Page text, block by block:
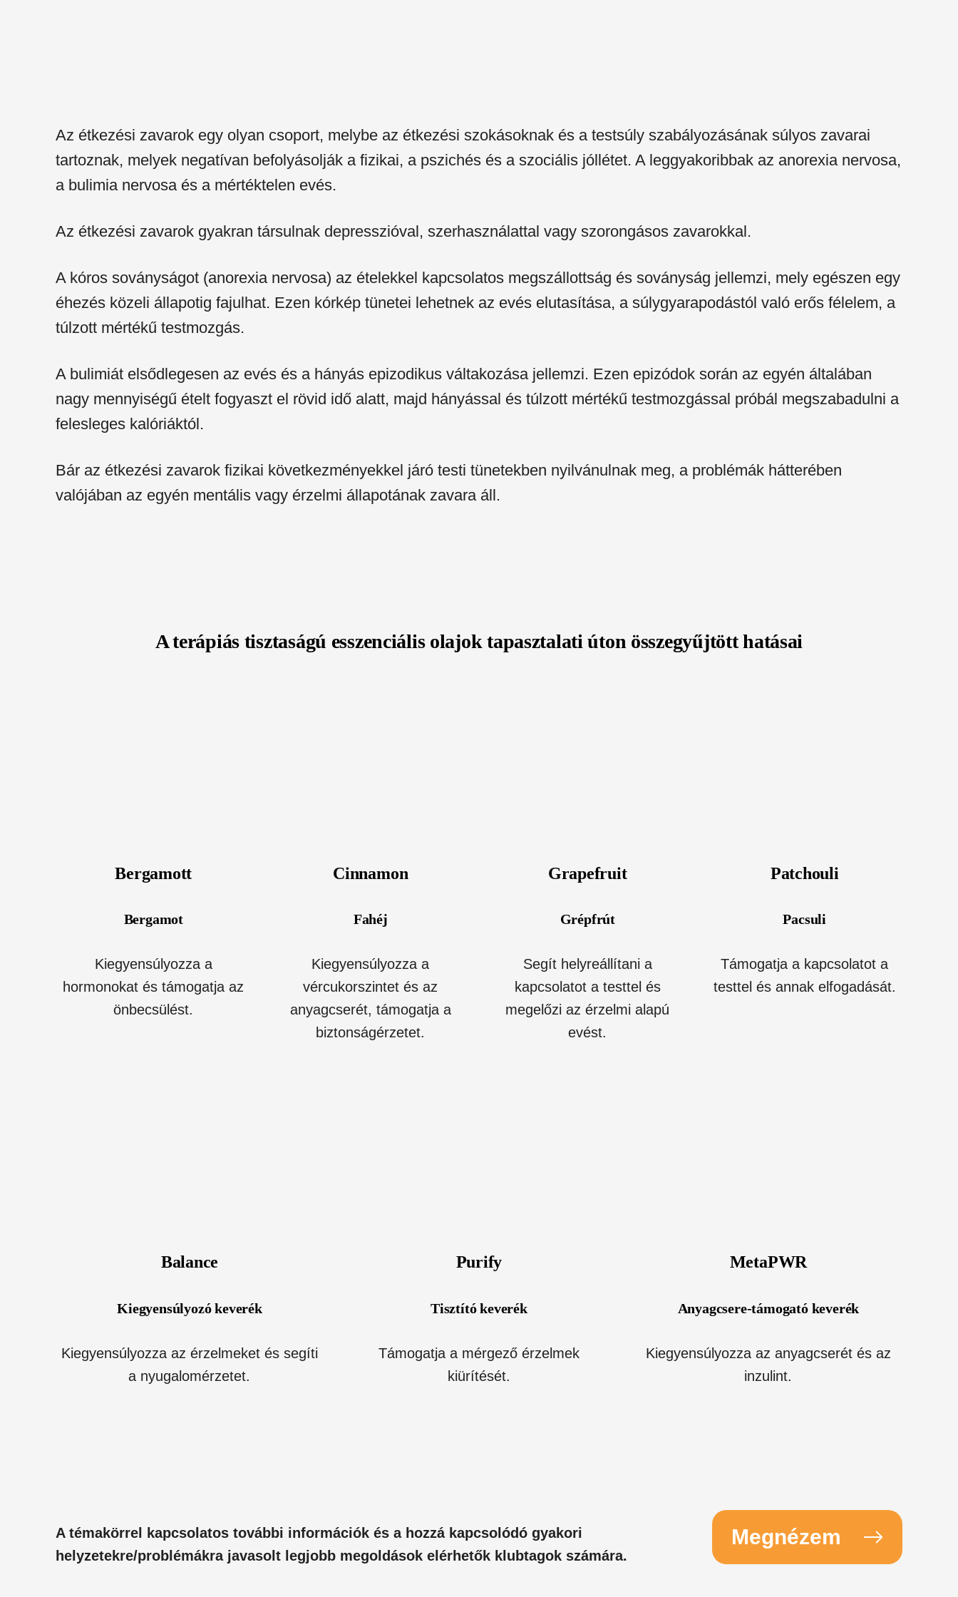
Az étkezési zavarok egy olyan csoport, melybe az étkezési szokásoknak és a testsúly szabályozásának súlyos zavarai
tartoznak, melyek negatívan befolyásolják a fizikai, a pszichés és a szociális jóllétet. A leggyakoribbak az anorexia nervosa,
a bulimia nervosa és a mértéktelen evés.
Az étkezési zavarok gyakran társulnak depresszióval, szerhasználattal vagy szorongásos zavarokkal.
A kóros soványságot (anorexia nervosa) az ételekkel kapcsolatos megszállottság és soványság jellemzi, mely egészen egy
éhezés közeli állapotig fajulhat. Ezen kórkép tünetei lehetnek az evés elutasítása, a súlygyarapodástól való erős félelem, a
túlzott mértékű testmozgás.
A bulimiát elsődlegesen az evés és a hányás epizodikus váltakozása jellemzi. Ezen epizódok során az egyén általában
nagy mennyiségű ételt fogyaszt el rövid idő alatt, majd hányással és túlzott mértékű testmozgással próbál megszabadulni a
felesleges kalóriáktól.
Bár az étkezési zavarok fizikai következményekkel járó testi tünetekben nyilvánulnak meg, a problémák hátterében
valójában az egyén mentális vagy érzelmi állapotának zavara áll.
A terápiás tisztaságú esszenciális olajok tapasztalati úton összegyűjtött hatásai
Bergamott
Bergamot
Kiegyensúlyozza a
hormonokat és támogatja az
önbecsülést.
Cinnamon
Fahéj
Kiegyensúlyozza a
vércukorszintet és az
anyagcserét, támogatja a
biztonságérzetet.
Grapefruit
Grépfrút
Segít helyreállítani a
kapcsolatot a testtel és
megelőzi az érzelmi alapú
evést.
Patchouli
Pacsuli
Támogatja a kapcsolatot a
testtel és annak elfogadását.
Balance
Kiegyensúlyozó keverék
Kiegyensúlyozza az érzelmeket és segíti
a nyugalomérzetet.
Purify
Tisztító keverék
Támogatja a mérgező érzelmek
kiürítését.
MetaPWR
Anyagcsere-támogató keverék
Kiegyensúlyozza az anyagcserét és az
inzulint.
A témakörrel kapcsolatos további információk és a hozzá kapcsolódó gyakori
helyzetekre/problémákra javasolt legjobb megoldások elérhetők klubtagok számára.
Megnézem